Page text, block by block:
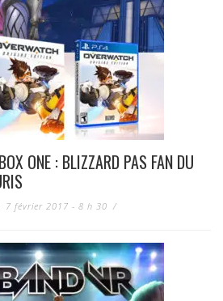
ONE : BLIZZARD PAS FAN DU
7 février 2017 - 8 h 30 /